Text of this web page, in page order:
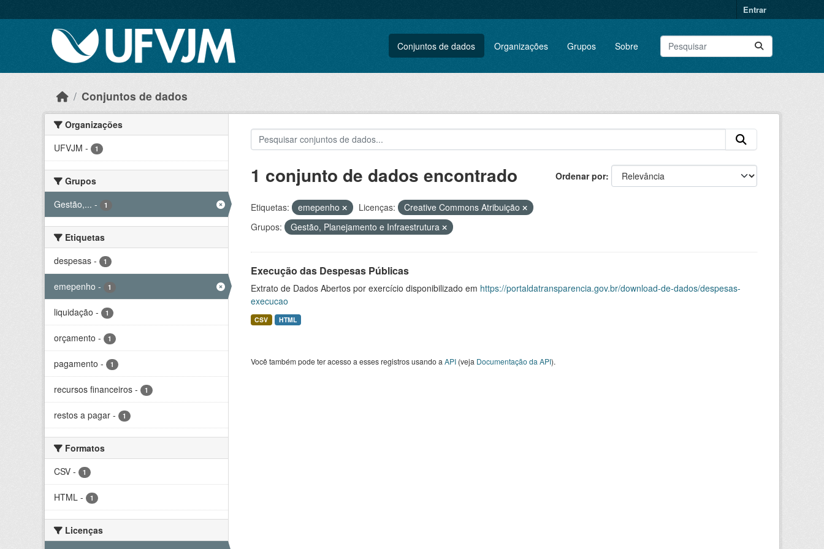
Entrar
Conjuntos de dados Organizações Grupos Sobre
Conjuntos de dados
Organizações
UFVJM - 1
Grupos
Gestão,... - 1
Etiquetas
despesas - 1
emepenho - 1
liquidação - 1
orçamento - 1
pagamento - 1
recursos financeiros - 1
restos a pagar - 1
Formatos
CSV - 1
HTML - 1
Licenças
Ordenar por
1 conjunto de dados encontrado
Etiquetas: emepenho Licenças:
Creative Commons Atribuição
Grupos:
Gestão, Planejamento e Infraestrutura
Execução das Despesas Públicas
Extrato de Dados Abertos por exercício disponibilizado em https://portaldatransparencia.gov.br/download-de-dados/despesas-
execucao
CSV HTML
Você também pode ter acesso a esses registros usando a API(veja Documentação da API).